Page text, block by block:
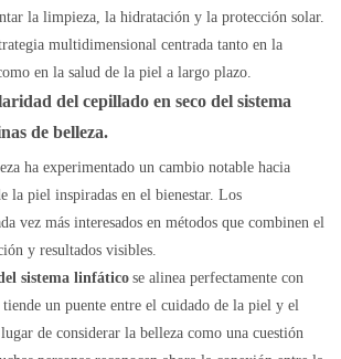
la limpieza, la hidratación y la protección solar.
multidimensional centrada tanto en la
en la salud de la piel a largo plazo.
del cepillado en seco del sistema
de belleza.
ha experimentado un cambio notable hacia
la piel inspiradas en el bienestar. Los
vez más interesados ​​en métodos que combinen el
y resultados visibles.
sistema linfático se alinea perfectamente con
tiende un puente entre el cuidado de la piel y el
de considerar la belleza como una cuestión